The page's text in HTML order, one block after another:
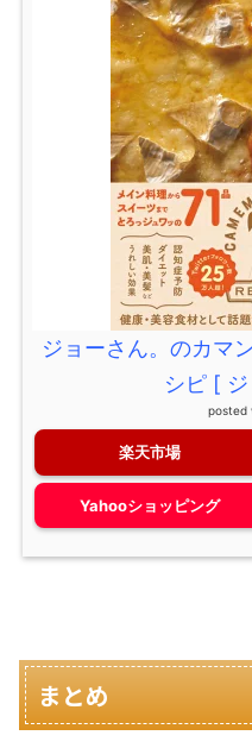
ジョーさん。のカマ
シピ [
posted
楽天市場
Yahooショッピング
まとめ